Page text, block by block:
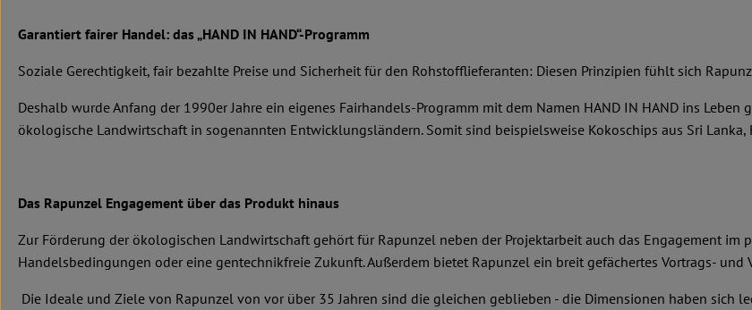
Garantiert fairer Handel: das „HAND IN HAND“-Programm
Soziale Gerechtigkeit, fair bezahlte Preise und Sicherheit für den Rohstofflieferanten: Diesen Prinzipien fühlt sich
Deshalb wurde Anfang der 1990er Jahre ein eigenes Fairhandels-Programm mit dem Namen HAND IN HAND ins
ökologische Landwirtschaft in sogenannten Entwicklungsländern. Somit sind beispielsweise Kokoschips aus Sri
Das Rapunzel Engagement über das Produkt hinaus
Zur Förderung der ökologischen Landwirtschaft gehört für Rapunzel neben der Projektarbeit auch das Engagement im
Handelsbedingungen oder eine gentechnikfreie Zukunft. Außerdem bietet Rapunzel ein breit gefächertes Vortrags-
Die Ideale und Ziele von Rapunzel von vor über 35 Jahren sind die gleichen geblieben - die Dimensionen haben sich